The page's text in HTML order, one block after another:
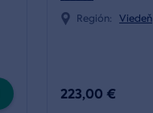
Región: Viedeň
223,00 €